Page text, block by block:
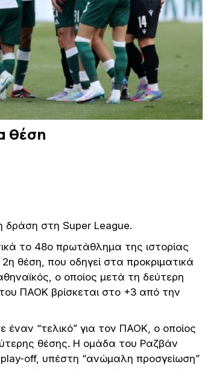
θέση
δράση στη Super League.
το 48ο πρωτάθλημα της ιστορίας
θέση, που οδηγεί στα προκριματικά
ο οποίος μετά τη δεύτερη
ΠΑΟΚ βρίσκεται στο +3 από την
έναν “τελικό” για τον ΠΑΟΚ, ο οποίος
θέσης. Η ομάδα του Ραζβάν
off, υπέστη “ανώμαλη προσγείωση”